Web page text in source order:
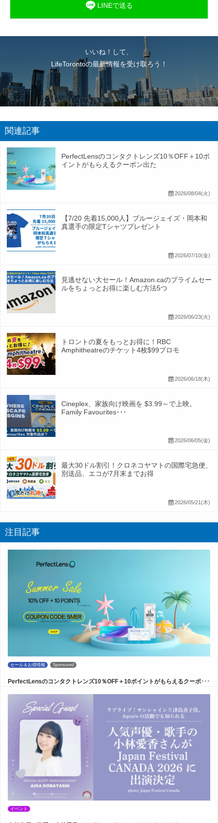
LINEで送る
いいね！して、
LifeTorontoの最新情報を受け取ろう！
関連記事
PerfectLensのコンタクトレンズ10％OFF＋10ポ
イントがもらえるクーポン出た
2026/08/04(火)
【7/20 先着15,000人】ブルージェイズ・岡本和
真選手の限定Tシャツプレゼント
2026/07/10(金)
見逃せない大セール！Amazon.caのプライムセー
ルをちょっとお得に楽しむ方法5つ
2026/06/23(火)
トロントの夏をもっとお得に！RBC
Amphitheatreのチケット4枚$99プロモ
2026/06/18(木)
Cineplex、家族向け映画を $3.99～で上映。
Family Favourites･･･
2026/06/05(金)
最大30ドル割引！クロネコヤマトの国際宅急便、
別送品、エコが7月末までお得
2026/05/21(木)
注目記事
セール＆お得情報 Sponsored
PerfectLensのコンタクトレンズ10％OFF＋10ポイントがもらえるクーポ･･･
イベント